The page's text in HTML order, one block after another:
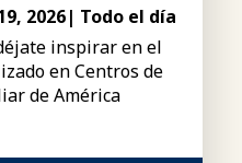
2026| Todo el día
inspirar en el
en Centros de
de América